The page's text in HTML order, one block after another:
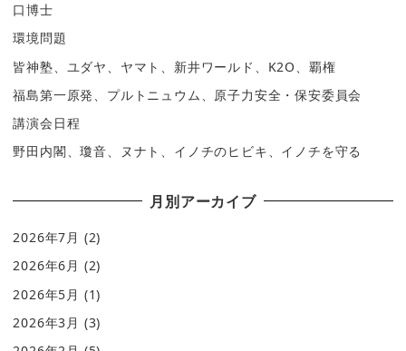
口博士
環境問題
皆神塾、ユダヤ、ヤマト、新井ワールド、K2O、覇権
福島第一原発、プルトニュウム、原子力安全・保安委員会
講演会日程
野田内閣、瓊音、ヌナト、イノチのヒビキ、イノチを守る
月別アーカイブ
2026年7月 (2)
2026年6月 (2)
2026年5月 (1)
2026年3月 (3)